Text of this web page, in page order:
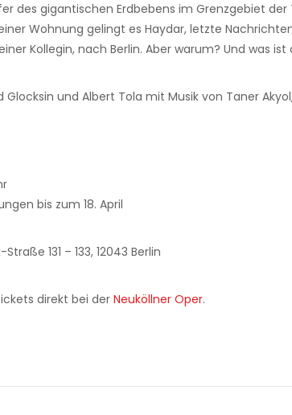
des gigantischen Erdbebens im Grenzgebiet der
Wohnung gelingt es Haydar, letzte
Kollegin, nach Berlin. Aber warum? Und was
und Albert Tola mit Musik von Taner
bis zum 18. April
131 – 133, 12043 Berlin
direkt bei der Neuköllner Oper.